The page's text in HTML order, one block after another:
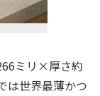
ミリ×厚さ約
は世界最薄かつ